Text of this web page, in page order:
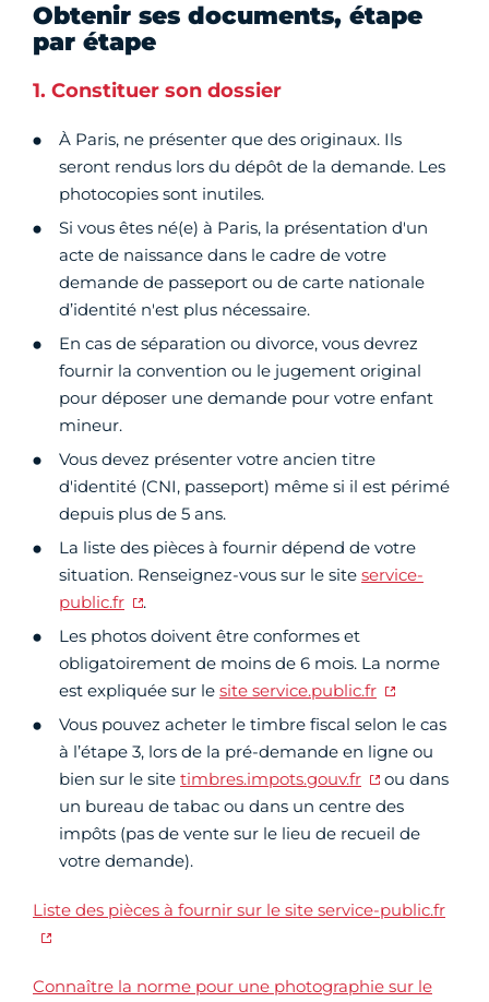
Obtenir ses documents, étape
par étape
1. Constituer son dossier
À Paris, ne présenter que des originaux. Ils
seront rendus lors du dépôt de la demande. Les
photocopies sont inutiles.
Si vous êtes né(e) à Paris, la présentation d'un
acte de naissance dans le cadre de votre
demande de passeport ou de carte nationale
d’identité n'est plus nécessaire.
En cas de séparation ou divorce, vous devrez
fournir la convention ou le jugement original
pour déposer une demande pour votre enfant
mineur.
Vous devez présenter votre ancien titre
d'identité (CNI, passeport) même si il est périmé
depuis plus de 5 ans.
La liste des pièces à fournir dépend de votre
situation. Renseignez-vous sur le site service-
public.fr
.
Les photos doivent être conformes et
obligatoirement de moins de 6 mois. La norme
est expliquée sur le site service.public.fr
Vous pouvez acheter le timbre fiscal selon le cas
à l’étape 3, lors de la pré-demande en ligne ou
bien sur le site timbres.impots.gouv.fr
ou dans
un bureau de tabac ou dans un centre des
impôts (pas de vente sur le lieu de recueil de
votre demande).
Liste des pièces à fournir sur le site service-public.fr
Connaître la norme pour une photographie sur le